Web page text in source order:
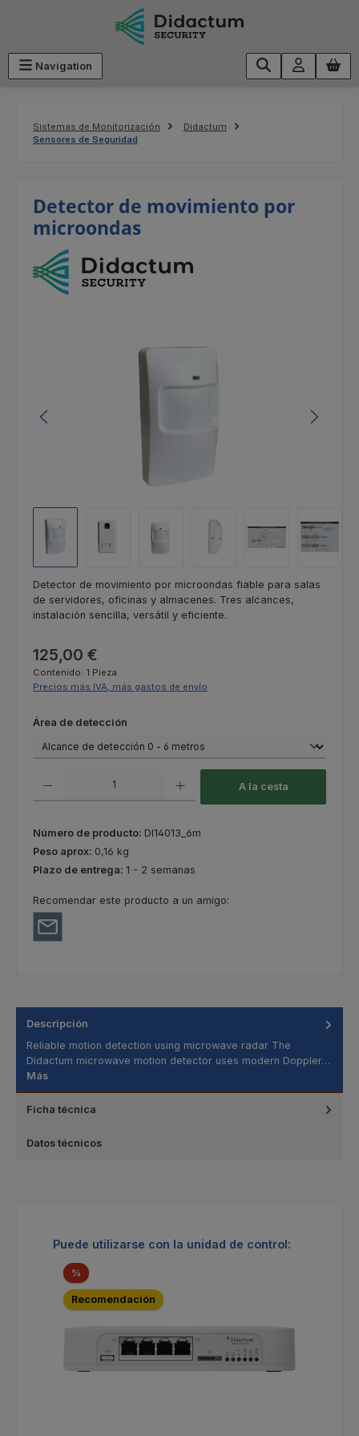
Saltar al contenido principal
Navigation
Sistemas de Monitorización
Didactum
Sensores de Seguridad
Detector de movimiento por
microondas
Detector de movimiento por microondas fiable para salas
de servidores, oficinas y almacenes. Tres alcances,
instalación sencilla, versátil y eficiente.
Precio normal:
125,00 €
Contenido: 1 Pieza
Precios más IVA, más gastos de envío
Seleccione
Área de detección
A la cesta
Número de producto: DI14013_6m
Peso aprox: 0,16 kg
Plazo de entrega: 1 - 2 semanas
Recomendar este producto a un amigo:
Descripción
Reliable motion detection using microwave radar The
Didactum microwave motion detector uses modern Doppler…
Más
Ficha técnica
Datos técnicos
Omitir la galería de productos
Puede utilizarse con la unidad de control:
%Descuento
Recomendación